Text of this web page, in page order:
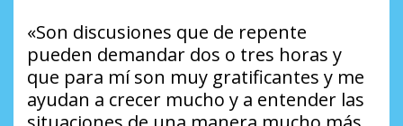
«Son discusiones que de repente
pueden demandar dos o tres horas y
que para mí son muy gratificantes y me
ayudan a crecer mucho y a entender las